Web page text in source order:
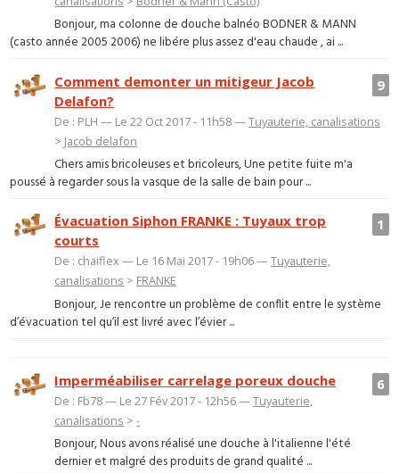
Bonjour, ma colonne de douche balnéo BODNER & MANN
(casto année 2005 2006) ne libére plus assez d'eau chaude , ai ...
9
Comment demonter un mitigeur Jacob
Delafon?
De : PLH — Le 22 Oct 2017 - 11h58 —Tuyauterie, canalisations
> Jacob delafon
Chers amis bricoleuses et bricoleurs, Une petite fuite m'a
poussé à regarder sous la vasque de la salle de bain pour ...
1
Évacuation Siphon FRANKE : Tuyaux trop
courts
De : chaiflex — Le 16 Mai 2017 - 19h06 —Tuyauterie,
canalisations > FRANKE
Bonjour, Je rencontre un problème de conflit entre le système
d’évacuation tel qu’il est livré avec l’évier ...
6
Imperméabiliser carrelage poreux douche
De : Fb78 — Le 27 Fév 2017 - 12h56 —Tuyauterie,
canalisations >-
Bonjour, Nous avons réalisé une douche à l'italienne l'été
dernier et malgré des produits de grand qualité ...